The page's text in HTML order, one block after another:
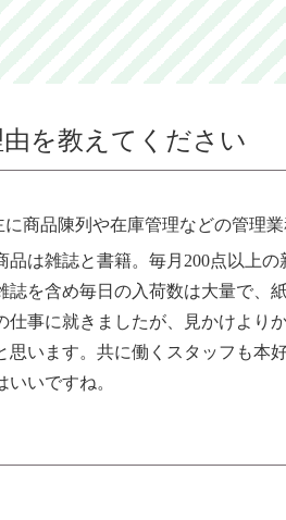
を教えてください
商品陳列や在庫管理などの管理
品は雑誌と書籍。毎月200点以上
誌を含め毎日の入荷数は大量で、
仕事に就きましたが、見かけより
思います。共に働くスタッフも本
いですね。